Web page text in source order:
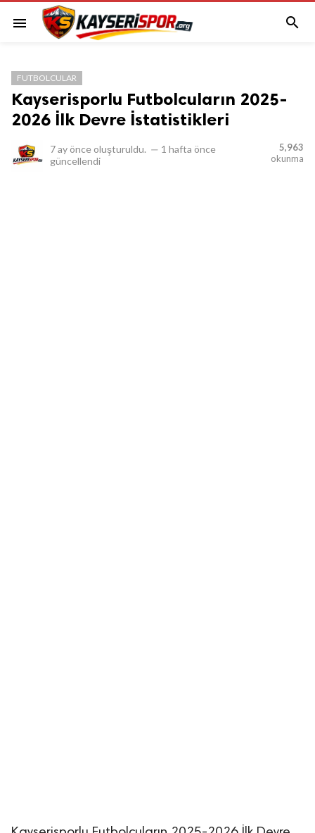
menu 
FUTBOLCULAR
Kayserisporlu Futbolcuların 2025-
2026 İlk Devre İstatistikleri
7 ay önce oluşturuldu. — 1 hafta önce
güncellendi
5,963
okunma